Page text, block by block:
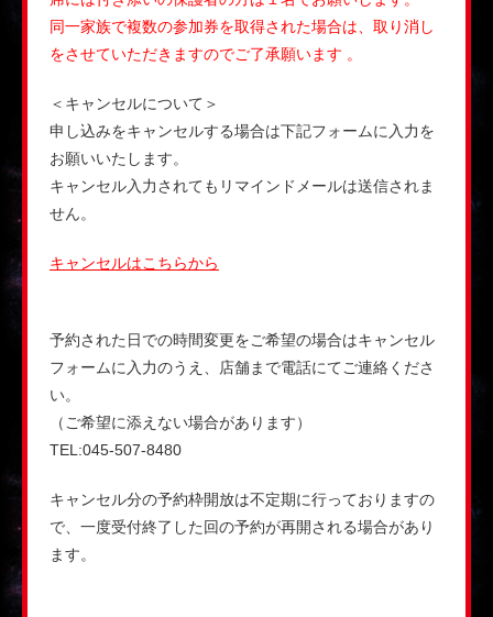
同一家族で複数の参加券を取得された場合は、取り消し
をさせていただきますのでご了承願います 。
＜キャンセルについて＞
申し込みをキャンセルする場合は下記フォームに入力を
お願いいたします。
キャンセル入力されてもリマインドメールは送信されま
せん。
キャンセルはこちらから
予約された日での時間変更をご希望の場合はキャンセル
フォームに入力のうえ、店舗まで電話にてご連絡くださ
い。
（ご希望に添えない場合があります）
TEL:045-507-8480
キャンセル分の予約枠開放は不定期に行っておりますの
で、一度受付終了した回の予約が再開される場合があり
ます。